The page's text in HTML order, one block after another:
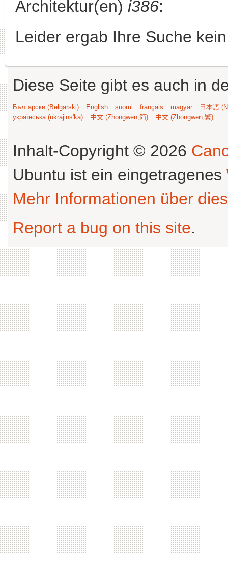
Architektur(en) i386:
Leider ergab Ihre Suche
Diese Seite gibt es auch in
Български (Bəlgarski) English suomi français magyar
日本語
українська (ukrajins'ka)
中文 (Zhongwen,简) 中文 (Zhongwen,繁)
Inhalt-Copyright © 2026
Ubuntu ist ein eingetragenes
Mehr Informationen über
Report a bug on this site.